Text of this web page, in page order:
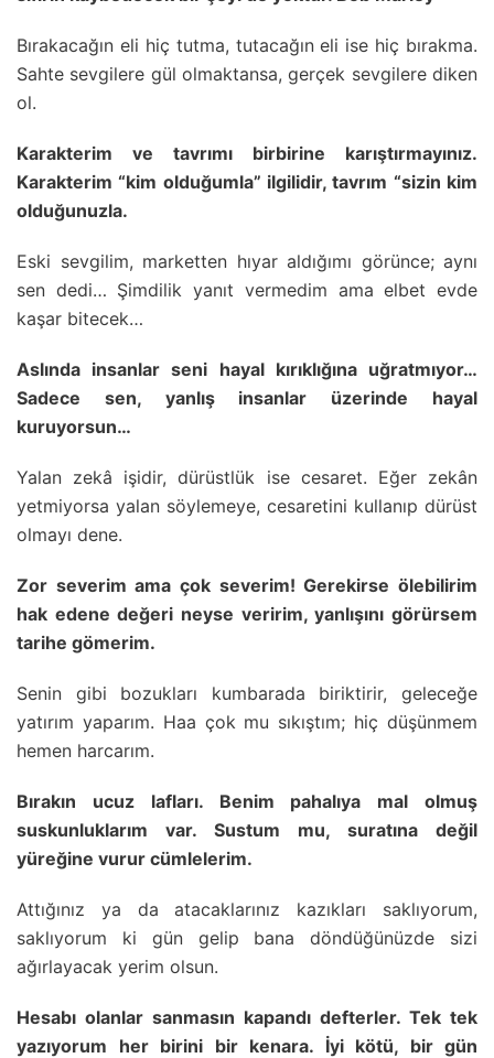
Bırakacağın eli hiç tutma, tutacağın eli ise hiç bırakma.
Sahte sevgilere gül olmaktansa, gerçek sevgilere diken
ol.
Karakterim ve tavrımı birbirine karıştırmayınız.
Karakterim “kim olduğumla” ilgilidir, tavrım “sizin kim
olduğunuzla.
Eski sevgilim, marketten hıyar aldığımı görünce; aynı
sen dedi… Şimdilik yanıt vermedim ama elbet evde
kaşar bitecek…
Aslında insanlar seni hayal kırıklığına uğratmıyor…
Sadece sen, yanlış insanlar üzerinde hayal
kuruyorsun…
Yalan zekâ işidir, dürüstlük ise cesaret. Eğer zekân
yetmiyorsa yalan söylemeye, cesaretini kullanıp dürüst
olmayı dene.
Zor severim ama çok severim! Gerekirse ölebilirim
hak edene değeri neyse veririm, yanlışını görürsem
tarihe gömerim.
Senin gibi bozukları kumbarada biriktirir, geleceğe
yatırım yaparım. Haa çok mu sıkıştım; hiç düşünmem
hemen harcarım.
Bırakın ucuz lafları. Benim pahalıya mal olmuş
suskunluklarım var. Sustum mu, suratına değil
yüreğine vurur cümlelerim.
Attığınız ya da atacaklarınız kazıkları saklıyorum,
saklıyorum ki gün gelip bana döndüğünüzde sizi
ağırlayacak yerim olsun.
Hesabı olanlar sanmasın kapandı defterler. Tek tek
yazıyorum her birini bir kenara. İyi kötü, bir gün